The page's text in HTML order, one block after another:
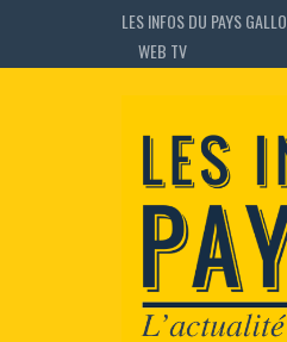
LES INFOS DU PAYS GALLO
WEB TV